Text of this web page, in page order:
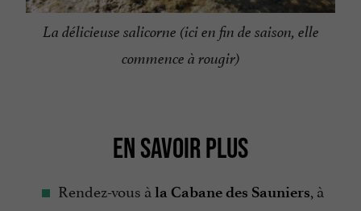
La délicieuse salicorne (ici en fin de saison, elle
commence à rougir)
EN SAVOIR PLUS
Rendez-vous à la Cabane des Sauniers, à